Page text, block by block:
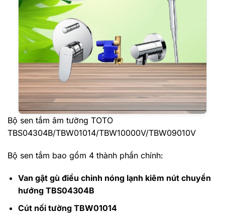
Bộ sen tắm âm tường TOTO
TBS04304B/TBW01014/TBW10000V/TBW09010V
Bộ sen tắm bao gồm 4 thành phần chính:
Van gật gù điều chỉnh nóng lạnh kiêm nút chuyển
hướng TBS04304B
Cút nối tường TBW01014